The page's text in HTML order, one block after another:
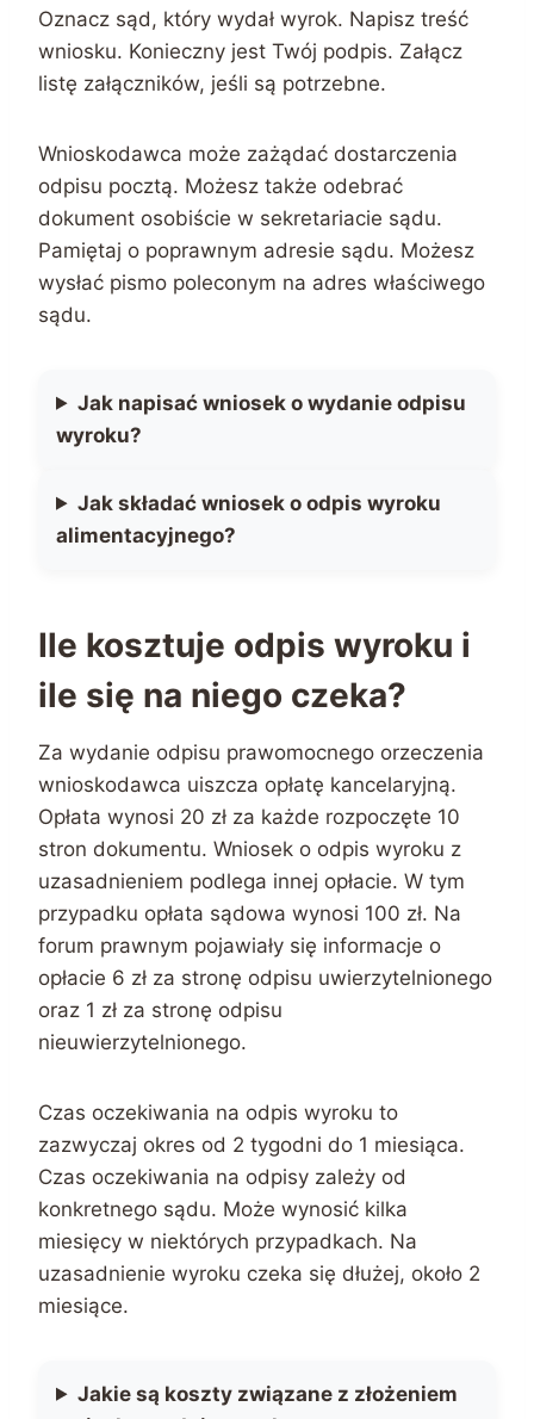
Oznacz sąd, który wydał wyrok. Napisz treść
wniosku. Konieczny jest Twój podpis. Załącz
listę załączników, jeśli są potrzebne.
Wnioskodawca może zażądać dostarczenia
odpisu pocztą. Możesz także odebrać
dokument osobiście w sekretariacie sądu.
Pamiętaj o poprawnym adresie sądu. Możesz
wysłać pismo poleconym na adres właściwego
sądu.
Jak napisać wniosek o wydanie odpisu
wyroku?
Jak składać wniosek o odpis wyroku
alimentacyjnego?
Ile kosztuje odpis wyroku i
ile się na niego czeka?
Za wydanie odpisu prawomocnego orzeczenia
wnioskodawca uiszcza opłatę kancelaryjną.
Opłata wynosi 20 zł za każde rozpoczęte 10
stron dokumentu. Wniosek o odpis wyroku z
uzasadnieniem podlega innej opłacie. W tym
przypadku opłata sądowa wynosi 100 zł. Na
forum prawnym pojawiały się informacje o
opłacie 6 zł za stronę odpisu uwierzytelnionego
oraz 1 zł za stronę odpisu
nieuwierzytelnionego.
Czas oczekiwania na odpis wyroku to
zazwyczaj okres od 2 tygodni do 1 miesiąca.
Czas oczekiwania na odpisy zależy od
konkretnego sądu. Może wynosić kilka
miesięcy w niektórych przypadkach. Na
uzasadnienie wyroku czeka się dłużej, około 2
miesiące.
Jakie są koszty związane z złożeniem